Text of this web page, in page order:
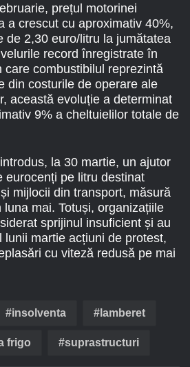
prețul motorinei
a crescut cu aproximativ 40%,
de 2,30 euro/litru la jumătatea
record înregistrate în
care combustibilul reprezintă
din costurile de operare ale
această evoluție a determinat
9% a cheltuielilor totale de
la 30 martie, un ajutor
eurocenți pe litru destinat
mijlocii din transport, măsură
mai. Totuși, organizațiile
sprijinul insuficient și au
lunii martie acțiuni de protest,
cu viteză redusă pe mai
insolventa lamberet
frigo suprastructuri